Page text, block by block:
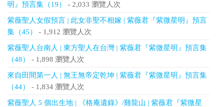
明』預言集（19）
- 2,033 瀏覽人次
紫薇聖人女假預言 | 此女非聖不相嫁 | 紫薇君『紫微星明』預言
集（45）
- 1,912 瀏覽人次
紫薇聖人台南人 | 東方聖人在台灣 | 紫薇君『紫微星明』預言集
（48）
- 1,898 瀏覽人次
來自田間第一人 | 無王無帝定乾坤 | 紫薇君『紫微星明』預言集
（44）
- 1,834 瀏覽人次
紫薇聖人 5 個出生地 | 《格庵遺錄》/雞龍山 | 紫薇君『紫微星